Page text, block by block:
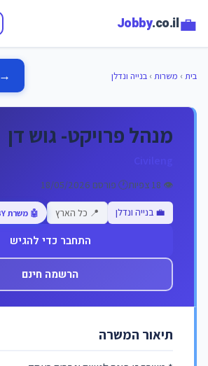
💼
Jobby.co.il
בית › משרות › בנייה ונדלן →
מנהל פרויקט- גוש דן
Civileng
👁️ 18 צפיות 🕐 פורסם 18/05/2026
💼 בנייה ונדלן 📍 כל הארץ 🤖 משרת AI-JOBBY
התחבר כדי להגיש
הרשמה חינם
תיאור המשרה